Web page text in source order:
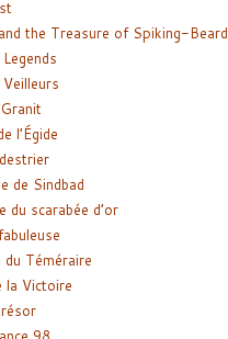
the Treasure of Spiking-Beard
l’Égide
de Sindbad
du scarabée d’or
du Téméraire
la Victoire